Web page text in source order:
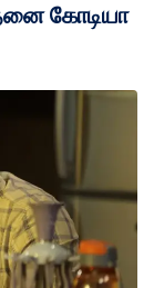
கோடியா